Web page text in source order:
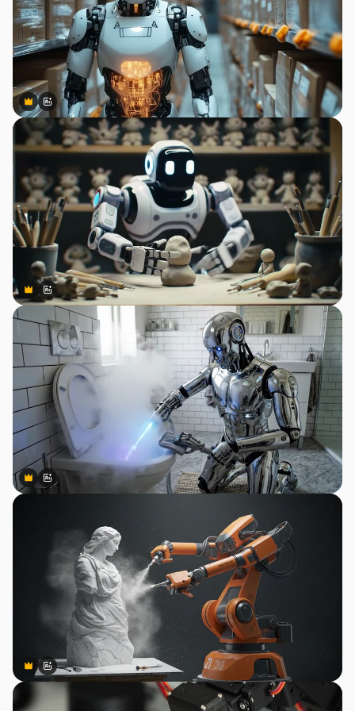
Premium
Premium
สร้างขึ้นโดย AI
Premium
Premium
สร้างขึ้นโดย AI
Premium
Premium
สร้างขึ้นโดย AI
Premium
Premium
สร้างขึ้นโดย AI